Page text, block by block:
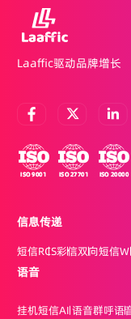
Laaffic驱动品牌增长
信息传递
短信RCS彩信双向短信
语音
挂机短信AI 语音群呼语